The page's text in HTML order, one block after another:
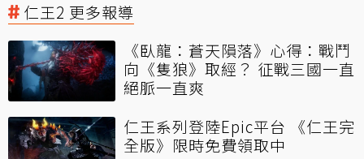
仁王2 更多報導
《臥龍：蒼天隕落》心得：戰鬥
向《隻狼》取經？ 征戰三國一直
絕脈一直爽
仁王系列登陸Epic平台 《仁王完
全版》限時免費領取中